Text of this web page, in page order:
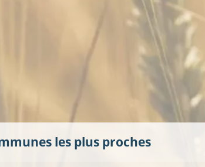
les plus proches